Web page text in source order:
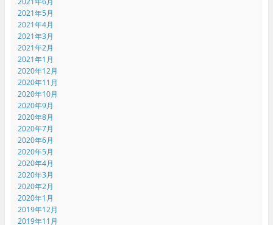
2021年5月
2021年4月
2021年3月
2021年2月
2021年1月
2020年12月
2020年11月
2020年10月
2020年9月
2020年8月
2020年7月
2020年6月
2020年5月
2020年4月
2020年3月
2020年2月
2020年1月
2019年12月
2019年11月